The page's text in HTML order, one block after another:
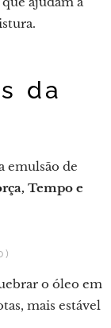
da
emulsão de
Tempo e
o óleo em
mais estável